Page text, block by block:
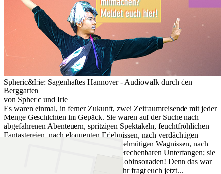
Spheric&Irie: Sagenhaftes Hannover - Audiowalk durch den
Berggarten
von Spheric und Irie
Es waren einmal, in ferner Zukunft, zwei Zeitraumreisende mit jeder
Menge Geschichten im Gepäck. Sie waren auf der Suche nach
abgefahrenen Abenteuern, spritzigen Spektakeln, feuchtfröhlichen
Fantastereien, nach eloquenten Erlebnissen, nach verdächtigen
Vorfällen, wirbelnden Wundern, wankelmütigen Wagnissen, nach
hanebüchenen Halunkereien und unberechenbaren Unterfangen; sie
waren auf der Suche nach rustikalen Robinsonaden! Denn das war
ihre Aufgabe: Geschichten sammeln. Ihr fragt euch jetzt...